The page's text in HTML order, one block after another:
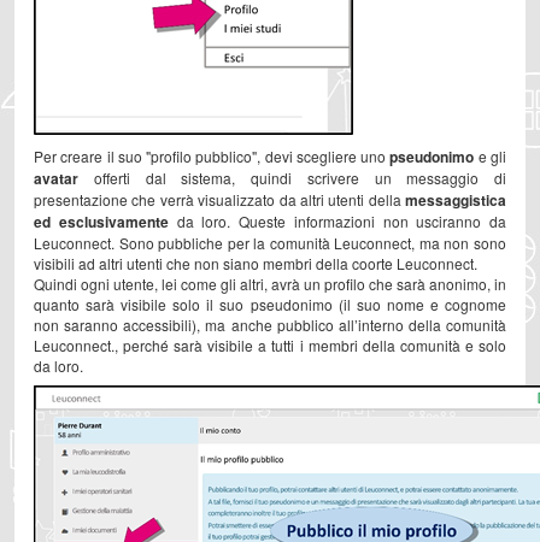
Per creare il suo "profilo pubblico", devi scegliere unopseudonimo e gli
avatar offerti dal sistema, quindi scrivere un messaggio di
presentazione che verrà visualizzato da altri utenti della messaggistica
ed esclusivamenteda loro. Queste informazioni non usciranno da
Leuconnect. Sono pubbliche per la comunità Leuconnect, ma non sono
visibili ad altri utenti che non siano membri della coorte Leuconnect.
Quindi ogni utente, lei come gli altri, avrà un profilo che sarà anonimo, in
quanto sarà visibile solo il suo pseudonimo (il suo nome e cognome
non saranno accessibili), ma anche pubblico all’interno della comunità
Leuconnect., perché sarà visibile a tutti i membri della comunità e solo
da loro.